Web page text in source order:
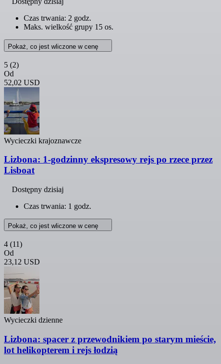
Czas trwania: 2 godz.
Maks. wielkość grupy 15 os.
Pokaż, co jest wliczone w cenę
5 (2)
Od
52,02 USD
Wycieczki krajoznawcze
Lizbona: 1-godzinny ekspresowy rejs po rzece przez
Lisboat
Dostępny dzisiaj
Czas trwania: 1 godz.
Pokaż, co jest wliczone w cenę
4 (11)
Od
23,12 USD
Wycieczki dzienne
Lizbona: spacer z przewodnikiem po starym mieście,
lot helikopterem i rejs łodzią